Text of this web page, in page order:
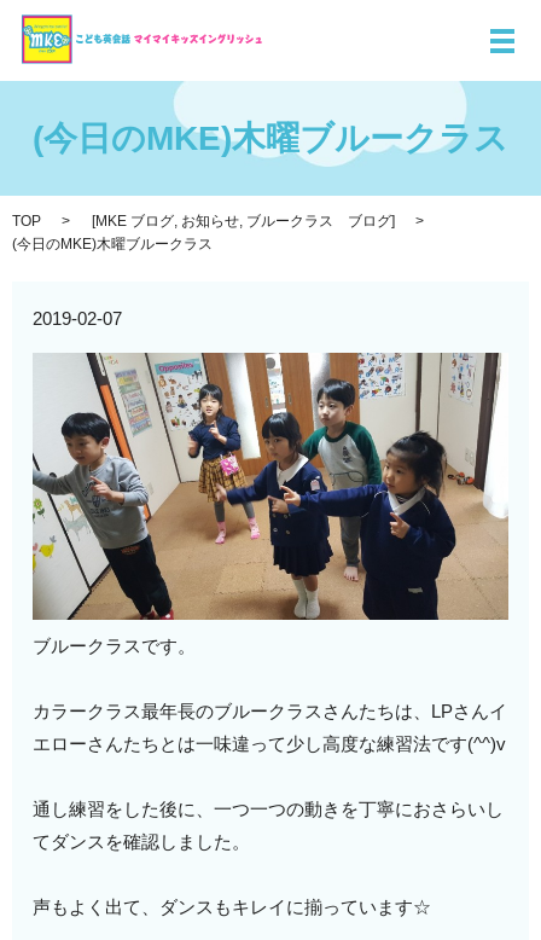
メ
(今日のMKE)木曜ブルークラス
TOP [MKE ブログ, お知らせ, ブルークラス ブログ]
(今日のMKE)木曜ブルークラス
2019-02-07
ブルークラスです。
カラークラス最年長のブルークラスさんたちは、LPさんイ
エローさんたちとは一味違って少し高度な練習法です(^^)v
通し練習をした後に、一つ一つの動きを丁寧におさらいし
てダンスを確認しました。
声もよく出て、ダンスもキレイに揃っています☆